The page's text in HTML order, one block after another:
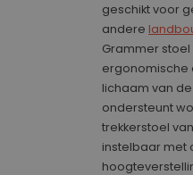
geschikt voor
andere
Grammer
ergonomische
lichaam van
ondersteunt
trekkerstoel
instelbaar met